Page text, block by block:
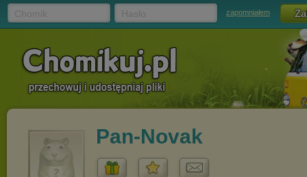
zapomniałem
Pan-Novak